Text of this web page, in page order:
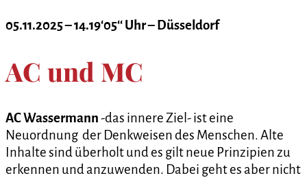
05.11.2025 – 14.19‘05‘‘ Uhr – Düsseldorf
AC und MC
ACWassermann-das innere Ziel- ist eine
Neuordnung der Denkweisen des Menschen. Alte
Inhalte sind überholt und es gilt neue Prinzipien zu
erkennen und anzuwenden. Dabei geht es aber nicht